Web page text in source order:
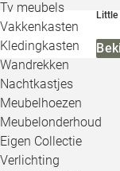
Tv meubels
Vakkenkasten
Kledingkasten
Wandrekken
Nachtkastjes
Meubelhoezen
Meubelonderhoud
Eigen Collectie
Verlichting
Little